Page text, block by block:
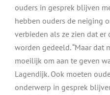
ouders in gesprek blijven
hebben ouders de neiging
verbieden als ze zien dat
worden gedeeld. “Maar dat
moeilijk om aan te geven
Lagendijk. Ook moeten
onderwerp in gesprek